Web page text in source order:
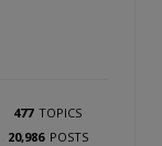
477 TOPICS
20,986 POSTS